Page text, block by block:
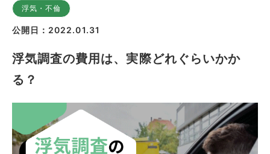
浮気・不倫
公開日：2022.01.31
浮気調査の費用は、実際どれぐらいかか
る？